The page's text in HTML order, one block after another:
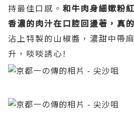
持最佳口感。 和牛肉身細嫰粉
香濃的肉汁在口腔回盪著，真
沾上特製的山椒醬，濃甜中帶
升，啖啖誘心!